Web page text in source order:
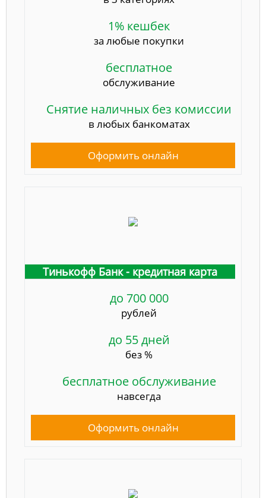
1% кешбек
за любые покупки
бесплатное
обслуживание
Снятие наличных без комиссии
в любых банкоматах
Оформить онлайн
Тинькофф Банк - кредитная карта
до 700 000
рублей
до 55 дней
без %
бесплатное обслуживание
навсегда
Оформить онлайн